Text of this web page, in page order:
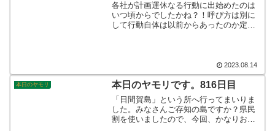
各社が計画運休なる行動に出始めたのは
いつ頃からでしたかね？！呼び方は別に
して行動自体は以前からあったのか定か
ているようでして…。そんなこんなで、
本日のヤモリです。
2023.08.14
本日のヤモリ 本日のヤモリです。816日目
「日間賀島」という所へ行ってまいりま
した。みなさんご存知の島ですか？県民
割を使いましたので、今回、かなりお値